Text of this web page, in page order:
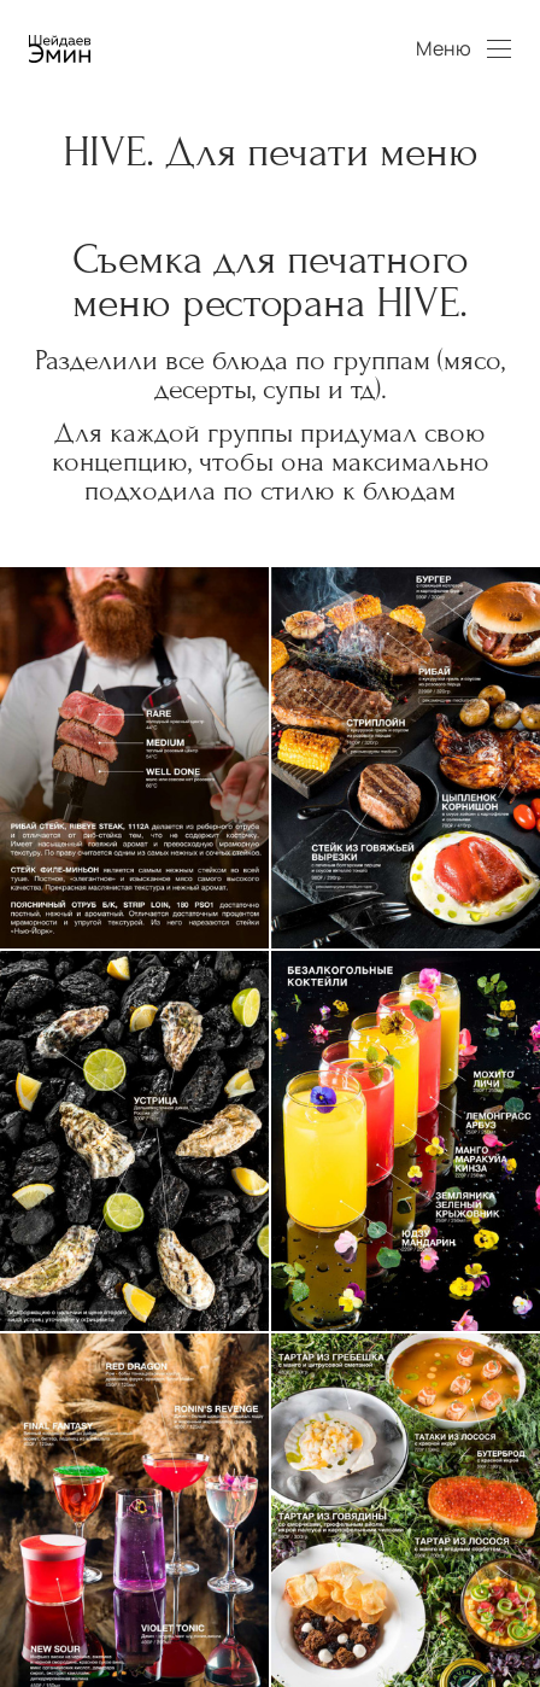
Меню
HIVE. Для печати меню
Съемка для печатного
меню ресторана HIVE.
Разделили все блюда по группам (мясо,
десерты, супы и тд).
Для каждой группы придумал свою
концепцию, чтобы она максимально
подходила по стилю к блюдам